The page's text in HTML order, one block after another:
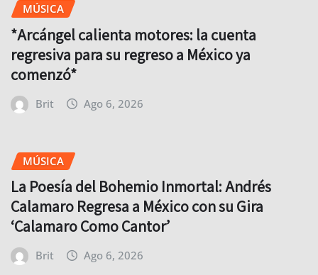
MÚSICA
*Arcángel calienta motores: la cuenta
regresiva para su regreso a México ya
comenzó*
Brit Ago 6, 2026
MÚSICA
La Poesía del Bohemio Inmortal: Andrés
Calamaro Regresa a México con su Gira
‘Calamaro Como Cantor’
Brit Ago 6, 2026